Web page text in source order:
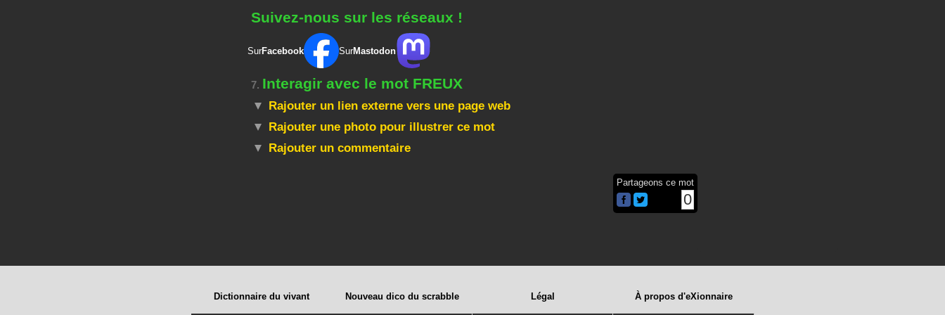
Suivez-nous sur les réseaux !
SurFacebook SurMastodon
7. Interagir avec le mot FREUX
Rajouter un lien externe vers une page web
Rajouter une photo pour illustrer ce mot
Rajouter un commentaire
Partageons ce mot
0
Dictionnaire du vivant Nouveau dico du scrabble Légal À propos d'eXionnaire